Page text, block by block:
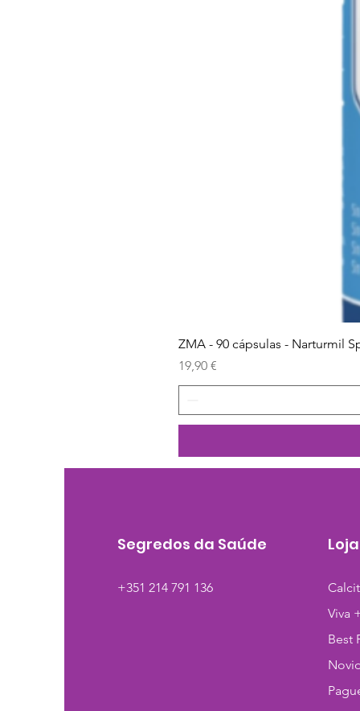
ZMA - 90 cápsulas - Narturmil
Preço
19,90 €
Segredos da Saúde
+351 214 791 136
Loja
Viva
Best